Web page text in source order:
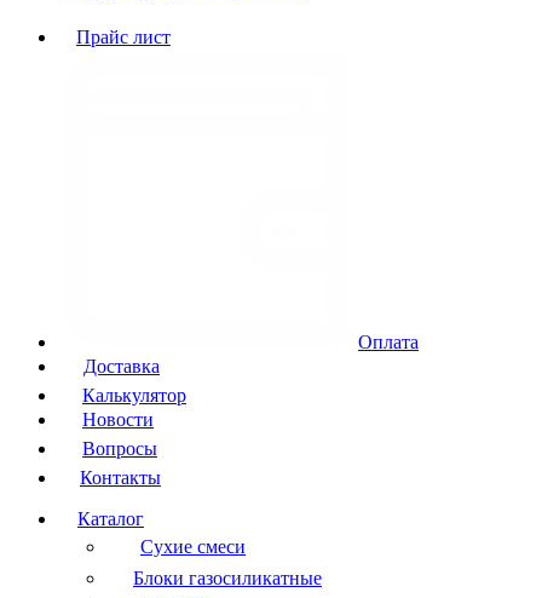
Прайс лист
Оплата
Доставка
Калькулятор
Новости
Вопросы
Контакты
Каталог
Сухие смеси
Блоки газосиликатные